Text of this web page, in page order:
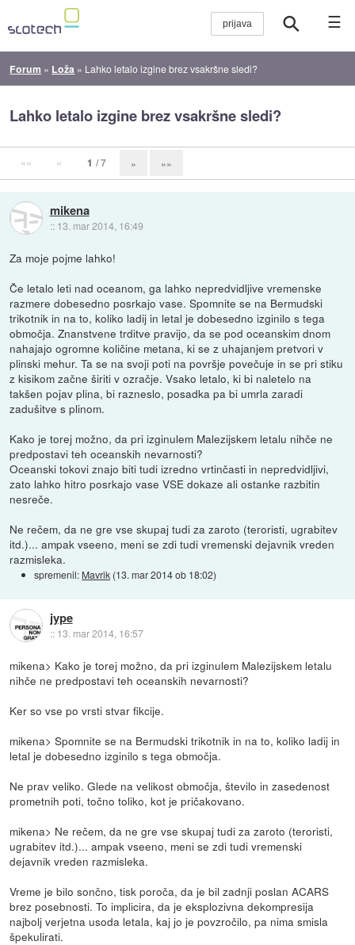
☰
Forum » Loža » Lahko letalo izgine brez vsakršne sledi?
Lahko letalo izgine brez vsakršne sledi?
«« « 1 / 7 » »»
mikena
:: 13. mar 2014, 16:49
Za moje pojme lahko!
Če letalo leti nad oceanom, ga lahko nepredvidljive vremenske
razmere dobesedno posrkajo vase. Spomnite se na Bermudski
trikotnik in na to, koliko ladij in letal je dobesedno izginilo s tega
območja. Znanstvene trditve pravijo, da se pod oceanskim dnom
nahajajo ogromne količine metana, ki se z uhajanjem pretvori v
plinski mehur. Ta se na svoji poti na površje povečuje in se pri stiku
z kisikom začne širiti v ozračje. Vsako letalo, ki bi naletelo na
takšen pojav plina, bi razneslo, posadka pa bi umrla zaradi
zadušitve s plinom.
Kako je torej možno, da pri izginulem Malezijskem letalu nihče ne
predpostavi teh oceanskih nevarnosti?
Oceanski tokovi znajo biti tudi izredno vrtinčasti in nepredvidljivi,
zato lahko hitro posrkajo vase VSE dokaze ali ostanke razbitin
nesreče.
Ne rečem, da ne gre vse skupaj tudi za zaroto (teroristi, ugrabitev
itd.)... ampak vseeno, meni se zdi tudi vremenski dejavnik vreden
razmisleka.
spremenil: Mavrik (13. mar 2014 ob 18:02)
jype
:: 13. mar 2014, 16:57
mikena> Kako je torej možno, da pri izginulem Malezijskem letalu
nihče ne predpostavi teh oceanskih nevarnosti?
Ker so vse po vrsti stvar fikcije.
mikena> Spomnite se na Bermudski trikotnik in na to, koliko ladij in
letal je dobesedno izginilo s tega območja.
Ne prav veliko. Glede na velikost območja, število in zasedenost
prometnih poti, točno toliko, kot je pričakovano.
mikena> Ne rečem, da ne gre vse skupaj tudi za zaroto (teroristi,
ugrabitev itd.)... ampak vseeno, meni se zdi tudi vremenski
dejavnik vreden razmisleka.
Vreme je bilo sončno, tisk poroča, da je bil zadnji poslan ACARS
brez posebnosti. To implicira, da je eksplozivna dekompresija
najbolj verjetna usoda letala, kaj jo je povzročilo, pa nima smisla
špekulirati.